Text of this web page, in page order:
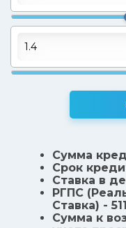
Сумма
Срок
Ставка в
РГПС
Ставка) -
Сумма к